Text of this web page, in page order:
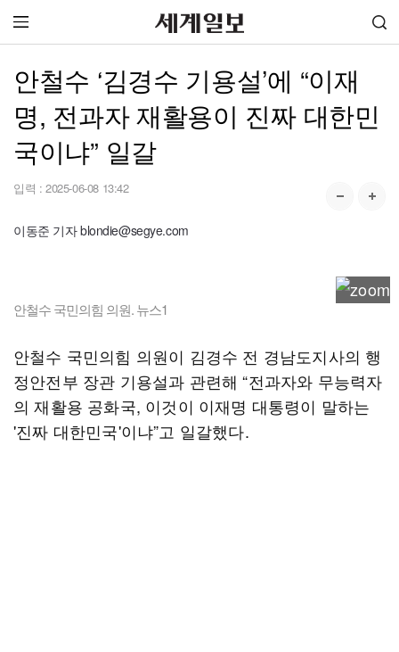
안철수 ‘김경수 기용설’에 “이재
명, 전과자 재활용이 진짜 대한민
국이냐” 일갈
입력 : 2025-06-08 13:42
이동준 기자 blondie@segye.com
안철수 국민의힘 의원. 뉴스1
안철수 국민의힘 의원이 김경수 전 경남도지사의 행
정안전부 장관 기용설과 관련해 “전과자와 무능력자
의 재활용 공화국, 이것이 이재명 대통령이 말하는
'진짜 대한민국'이냐”고 일갈했다.